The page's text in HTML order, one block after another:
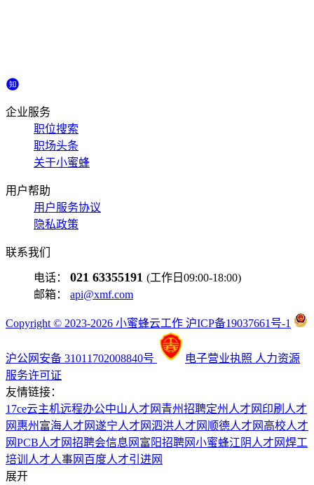
企业服务
职位搜索
职场头条
关于小蜜蜂
用户帮助
用户服务协议
隐私政策
联系我们
电话： 021 63355191 (工作日09:00-18:00)
邮箱： api@xmf.com
Copyright © 2023-2026 小蜜蜂云工作 沪ICP备19037661号-1
沪公网安备 31011702008840号 电子营业执照 人力资源
服务许可证
友情链接：
17ce云主机远程办公中山人才网 青州招聘定州人才网 印刷人才
网 惠州富海人才网遂宁人才网泗洪人才网 顺德人才网 高校人才
网PCB人才网招聘会信息网 富阳招聘网小蜜蜂江阴人才网焊工
培训 人才人事网 百度人才引进网
展开